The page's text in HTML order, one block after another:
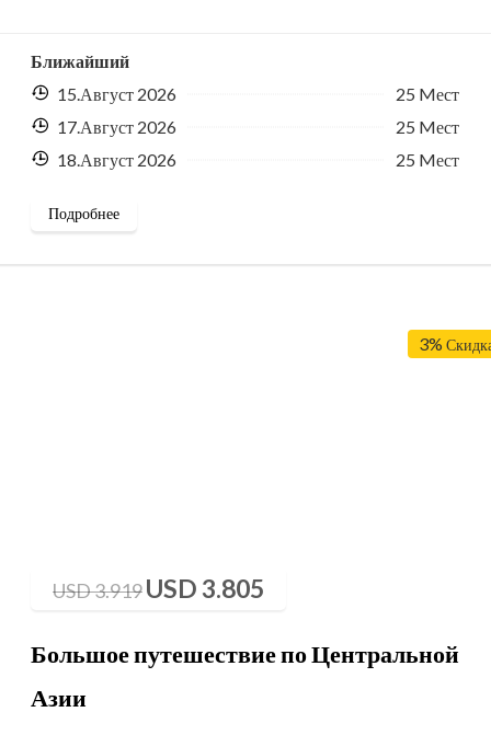
Ближайший
15.Август 2026
25 Mест
17.Август 2026
25 Mест
18.Август 2026
25 Mест
Подробнее
3%
USD3.919USD 3.805
Большое путешествие по Центральной
Азии